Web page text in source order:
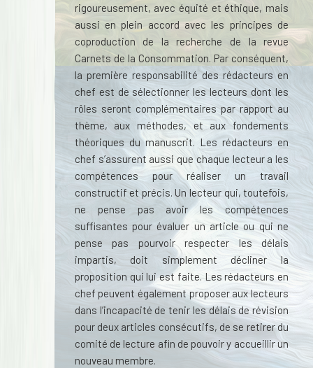
rigoureusement, avec équité et éthique, mais
aussi en plein accord avec les principes de
coproduction de la recherche de la revue
Carnets de la Consommation. Par conséquent,
la première responsabilité des rédacteurs en
chef est de sélectionner les lecteurs dont les
rôles seront complémentaires par rapport au
thème, aux méthodes, et aux fondements
théoriques du manuscrit. Les rédacteurs en
chef s’assurent aussi que chaque lecteur a les
compétences pour réaliser un travail
constructif et précis. Un lecteur qui, toutefois,
ne pense pas avoir les compétences
suffisantes pour évaluer un article ou qui ne
pense pas pourvoir respecter les délais
impartis, doit simplement décliner la
proposition qui lui est faite. Les rédacteurs en
chef peuvent également proposer aux lecteurs
dans l’incapacité de tenir les délais de révision
pour deux articles consécutifs, de se retirer du
comité de lecture afin de pouvoir y accueillir un
nouveau membre.